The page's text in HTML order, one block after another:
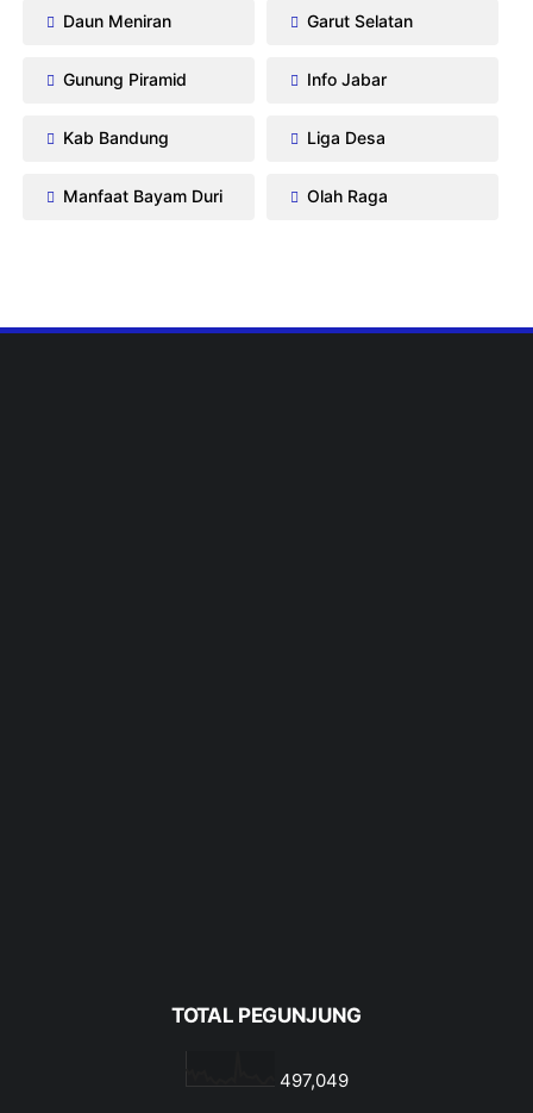
Daun Meniran Garut Selatan
Gunung Piramid Info Jabar
Kab Bandung Liga Desa
Manfaat Bayam Duri Olah Raga
TOTAL PEGUNJUNG
497,049